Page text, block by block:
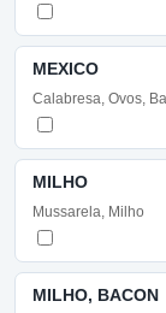
MEXICO
Calabresa, Ovos,
MILHO
Mussarela, Milho
MILHO, BACON